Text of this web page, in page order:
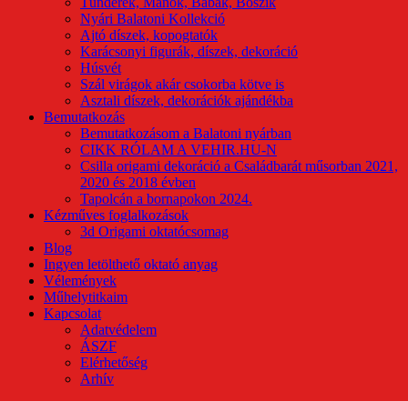
Nyári Balatoni Kollekció
Ajtó díszek, kopogtatók
Karácsonyi figurák, díszek, dekoráció
Húsvét
Szál virágok akár csokorba kötve is
Asztali díszek, dekorációk ajándékba
Bemutatkozás
Bemutatkozásom a Balatoni nyárban
CIKK RÓLAM A VEHIR.HU-N
Csilla origami dekoráció a Családbarát műsorban 2021,
2020 és 2018 évben
Tapolcán a bornapokon 2024.
Kézműves foglalkozások
3d Origami oktatócsomag
Blog
Ingyen letölthető oktató anyag
Vélemények
Műhelytitkaim
Kapcsolat
Adatvédelem
ÁSZF
Elérhetőség
Arhív